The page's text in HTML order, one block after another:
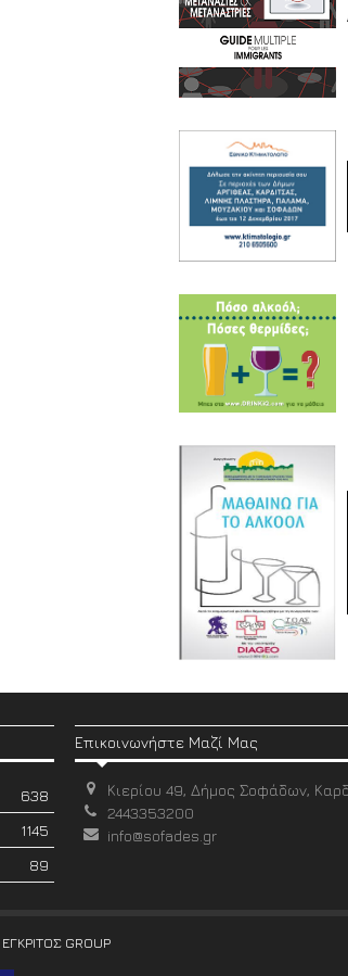
638
1145
89
Επικοινωνήστε Μαζί Μας
Κιερίου 49, Δήμος Σοφάδων,
2443353200
info@sofades.gr
ΕΓΚΡΙΤΟΣ GROUP